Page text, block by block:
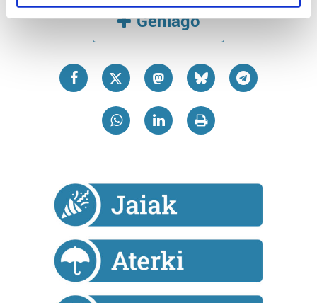
specific characteristics (fingerprinting)
Find out more about how your personal data is processed
and set your preferences in thedetails section
Guk eta gure bazkideek zure datu pertsonalak
prozesatzen ditugu, zure IP zenbakia, besteak beste,
teknologia erabiliz, cookieak adibidez, iragarki eta eduki
pertsonalizatuak eskaintzeko, iragarkiak eta edukia
Bazkide batzuek ez dizute baimenik eskatzen, eta beren
interes komertzial legitimoetan babesten dira. Ikusi gure
bazkideen zerrenda, beren ustez zein helburutarako
duten interes legitimoa eta horren aurka nola egin
dezakezun ikusteko.
Gehiago